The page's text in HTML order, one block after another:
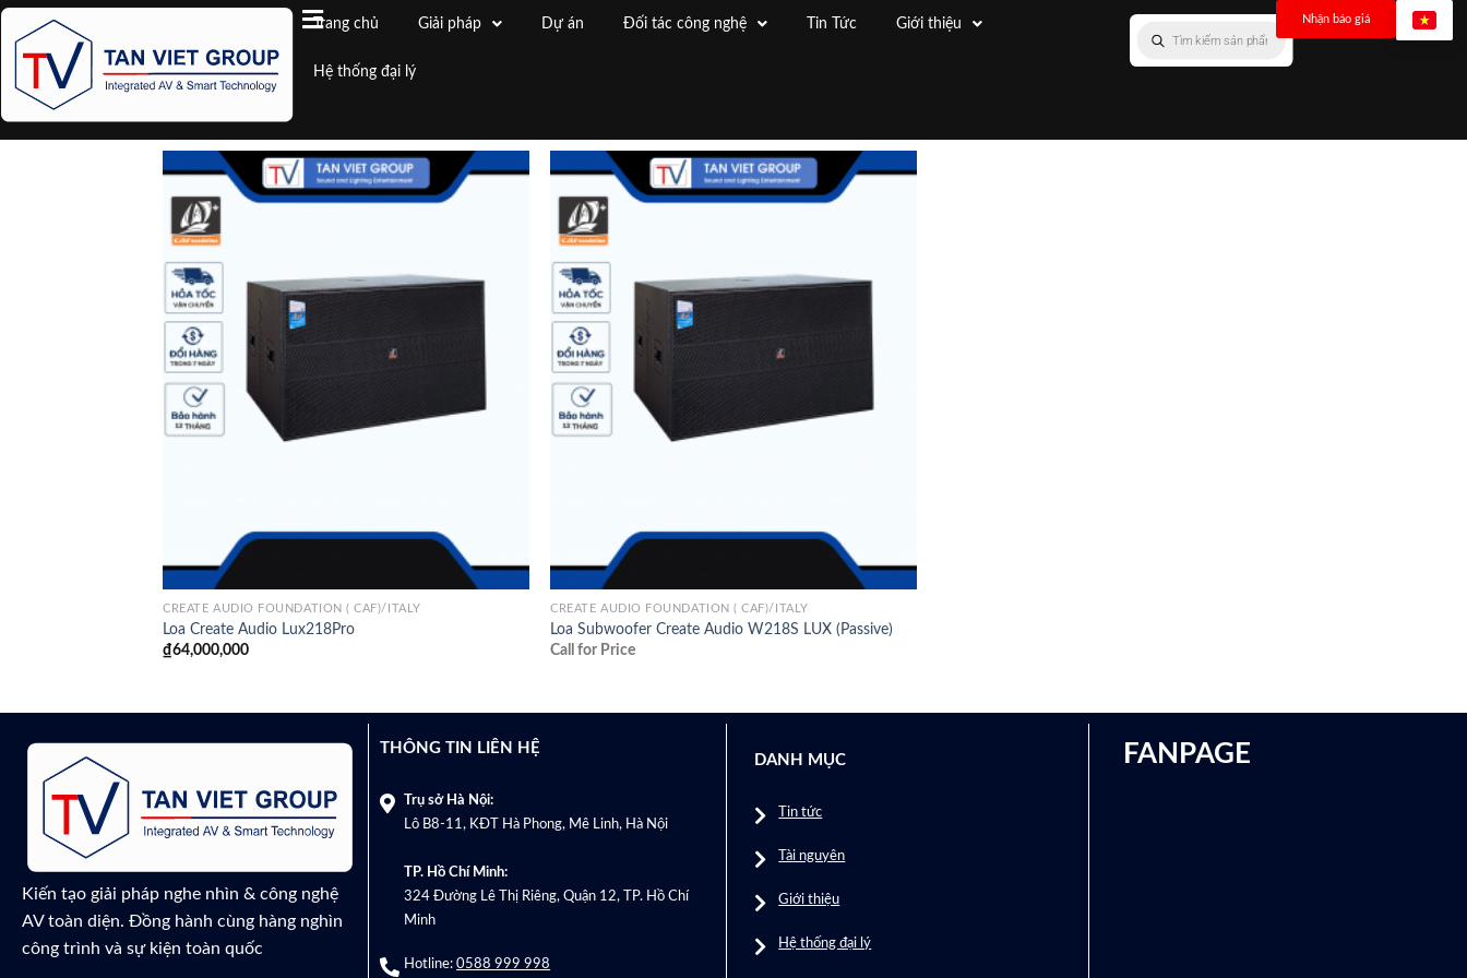
Trang chủ Giải pháp Dự án Đối tác công nghệ Tin Tức Giới thiệu
Hệ thống đại lý
Nhận báo giá
CREATE AUDIO FOUNDATION ( CAF)/ITALY
Loa Create Audio Lux218Pro
₫64,000,000
CREATE AUDIO FOUNDATION ( CAF)/ITALY
Loa Subwoofer Create Audio W218S LUX (Passive)
Call for Price
Kiến tạo giải pháp nghe nhìn & công nghệ
AV toàn diện. Đồng hành cùng hàng nghìn
công trình và sự kiện toàn quốc
THÔNG TIN LIÊN HỆ
Trụ sở Hà Nội:
Lô B8-11, KĐT Hà Phong, Mê Linh, Hà Nội
TP. Hồ Chí Minh:
324 Đường Lê Thị Riêng, Quận 12, TP. Hồ Chí
Minh
Hotline:0588 999 998
DANH MỤC
Tin tức
Tài nguyên
Giới thiệu
Hệ thống đại lý
FANPAGE